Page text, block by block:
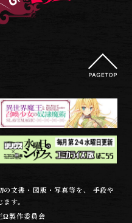
の文書・図版・写真等を、 手段や
す。
Ω製作委員会